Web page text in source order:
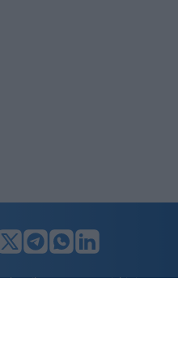
Milano, Largo F. Richini, 2/A,